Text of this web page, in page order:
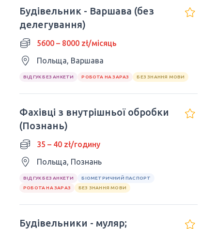
Будівельник - Варшава (без
делегування)
5600 – 8000 zł/місяць
Польща, Варшава
ВІДГУК БЕЗ АНКЕТИ РОБОТА НА ЗАРАЗ БЕЗ ЗНАННЯ МОВИ
Фахівці з внутрішньої обробки
(Познань)
35 – 40 zł/годину
Польща, Познань
ВІДГУК БЕЗ АНКЕТИ
БІОМЕТРИЧНИЙ ПАСПОРТ
РОБОТА НА ЗАРАЗ
БЕЗ ЗНАННЯ МОВИ
Будівельники - муляр;